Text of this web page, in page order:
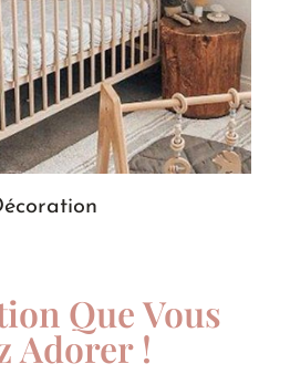
Que Vous
Adorer !